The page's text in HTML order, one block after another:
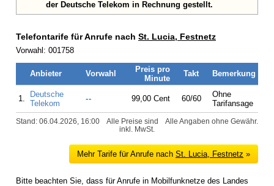
der Deutsche Telekom in Rechnung gestellt.
Telefontarife für Anrufe nach St. Lucia, Festnetz
Vorwahl: 001758
Anbieter Vorwahl
Preis pro
Minute
Takt Bemerkung
1.
Deutsche
Telekom
-- 99,00 Cent 60/60
Ohne
Tarifansage
Stand: 06.04.2026, 16:00 Alle Angaben ohne Gewähr.
Alle Preise sind
inkl. MwSt.
Mehr Tarife für Anrufe nach St. Lucia, Festnetz »
Bitte beachten Sie, dass für Anrufe in Mobilfunknetze des Landes